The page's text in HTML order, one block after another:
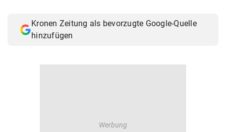
Kronen Zeitung als bevorzugte Google-Quelle
hinzufügen